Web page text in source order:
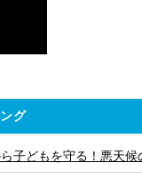
グ
子どもを守る！悪天候